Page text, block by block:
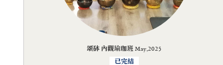
頌砵 內觀瑜珈班 May,2025
已完結